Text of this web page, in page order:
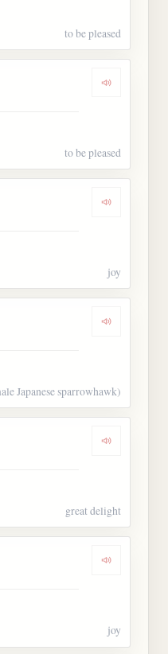
to be pleased
Dengarkan
to be pleased
Dengarkan
joy
Dengarkan
Japanese sparrowhawk)
Dengarkan
great delight
Dengarkan
joy